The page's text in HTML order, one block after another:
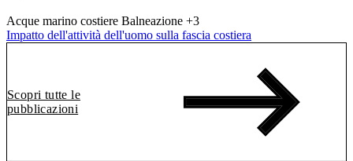
Acque marino costiere Balneazione +3
Impatto dell'attività dell'uomo sulla fascia costiera
Scopri tutte le
pubblicazioni